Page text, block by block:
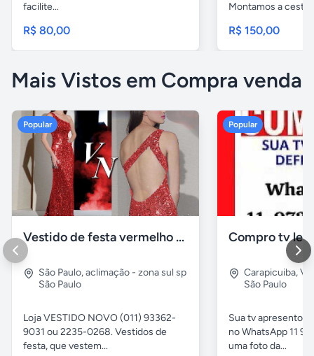
facilite...
R$ 80,00
Montamos a
R$ 150,00
Mais Vistos em Compra venda
Popular
Vestido de festa vermelho com brilho e pedraria
São Paulo,aclimação - zona sul sp
São Paulo
Loja VESTIDO NOVO (011) 93362-
9031 ou 2235-0268. Vestidos de
festa, que vestem...
Popular
Compro tv
Carapicuiba,
São Paulo
Sua tv apresentou
no WhatsApp 11
uma foto da...